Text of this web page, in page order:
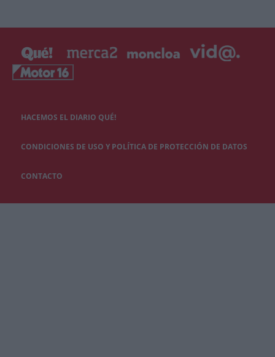
HACEMOS EL DIARIO QUÉ!
CONDICIONES DE USO Y POLÍTICA DE PROTECCIÓN DE DATOS
CONTACTO